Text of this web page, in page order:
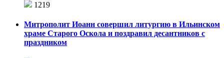
1219
Митрополит Иоанн совершил литургию в Ильинском
храме Старого Оскола и поздравил десантников с
праздником